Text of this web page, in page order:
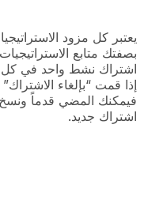
يعتبر كل مزود
بصفتك متابع
اشتراك نشط واحد في
إذا قمت “بإلغاء
فيمكنك المضي قدماً
اشتراك جديد.